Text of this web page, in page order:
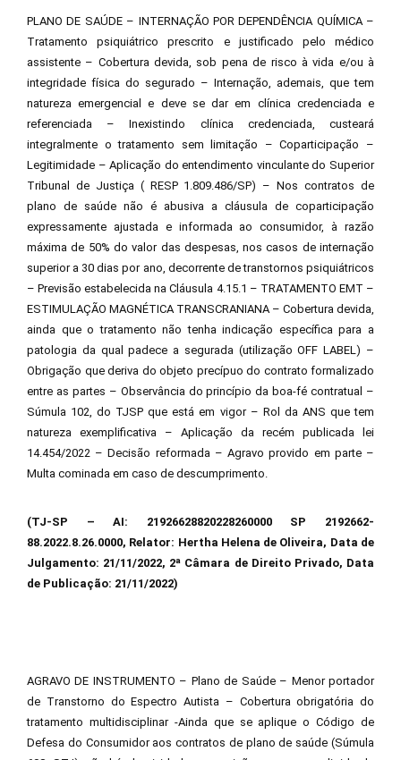
PLANO DE SAÚDE – INTERNAÇÃO POR DEPENDÊNCIA QUÍMICA –
Tratamento psiquiátrico prescrito e justificado pelo médico
assistente – Cobertura devida, sob pena de risco à vida e/ou à
integridade física do segurado – Internação, ademais, que tem
natureza emergencial e deve se dar em clínica credenciada e
referenciada – Inexistindo clínica credenciada, custeará
integralmente o tratamento sem limitação – Coparticipação –
Legitimidade – Aplicação do entendimento vinculante do Superior
Tribunal de Justiça ( RESP 1.809.486/SP) – Nos contratos de
plano de saúde não é abusiva a cláusula de coparticipação
expressamente ajustada e informada ao consumidor, à razão
máxima de 50% do valor das despesas, nos casos de internação
superior a 30 dias por ano, decorrente de transtornos psiquiátricos
– Previsão estabelecida na Cláusula 4.15.1 – TRATAMENTO EMT –
ESTIMULAÇÃO MAGNÉTICA TRANSCRANIANA – Cobertura devida,
ainda que o tratamento não tenha indicação específica para a
patologia da qual padece a segurada (utilização OFF LABEL) –
Obrigação que deriva do objeto precípuo do contrato formalizado
entre as partes – Observância do princípio da boa-fé contratual –
Súmula 102, do TJSP que está em vigor – Rol da ANS que tem
natureza exemplificativa – Aplicação da recém publicada lei
14.454/2022 – Decisão reformada – Agravo provido em parte –
Multa cominada em caso de descumprimento.
(TJ-SP – AI: 21926628820228260000 SP 2192662-
88.2022.8.26.0000, Relator: Hertha Helena de Oliveira, Data de
Julgamento: 21/11/2022, 2ª Câmara de Direito Privado, Data
de Publicação: 21/11/2022)
AGRAVO DE INSTRUMENTO – Plano de Saúde – Menor portador
de Transtorno do Espectro Autista – Cobertura obrigatória do
tratamento multidisciplinar -Ainda que se aplique o Código de
Defesa do Consumidor aos contratos de plano de saúde (Súmula